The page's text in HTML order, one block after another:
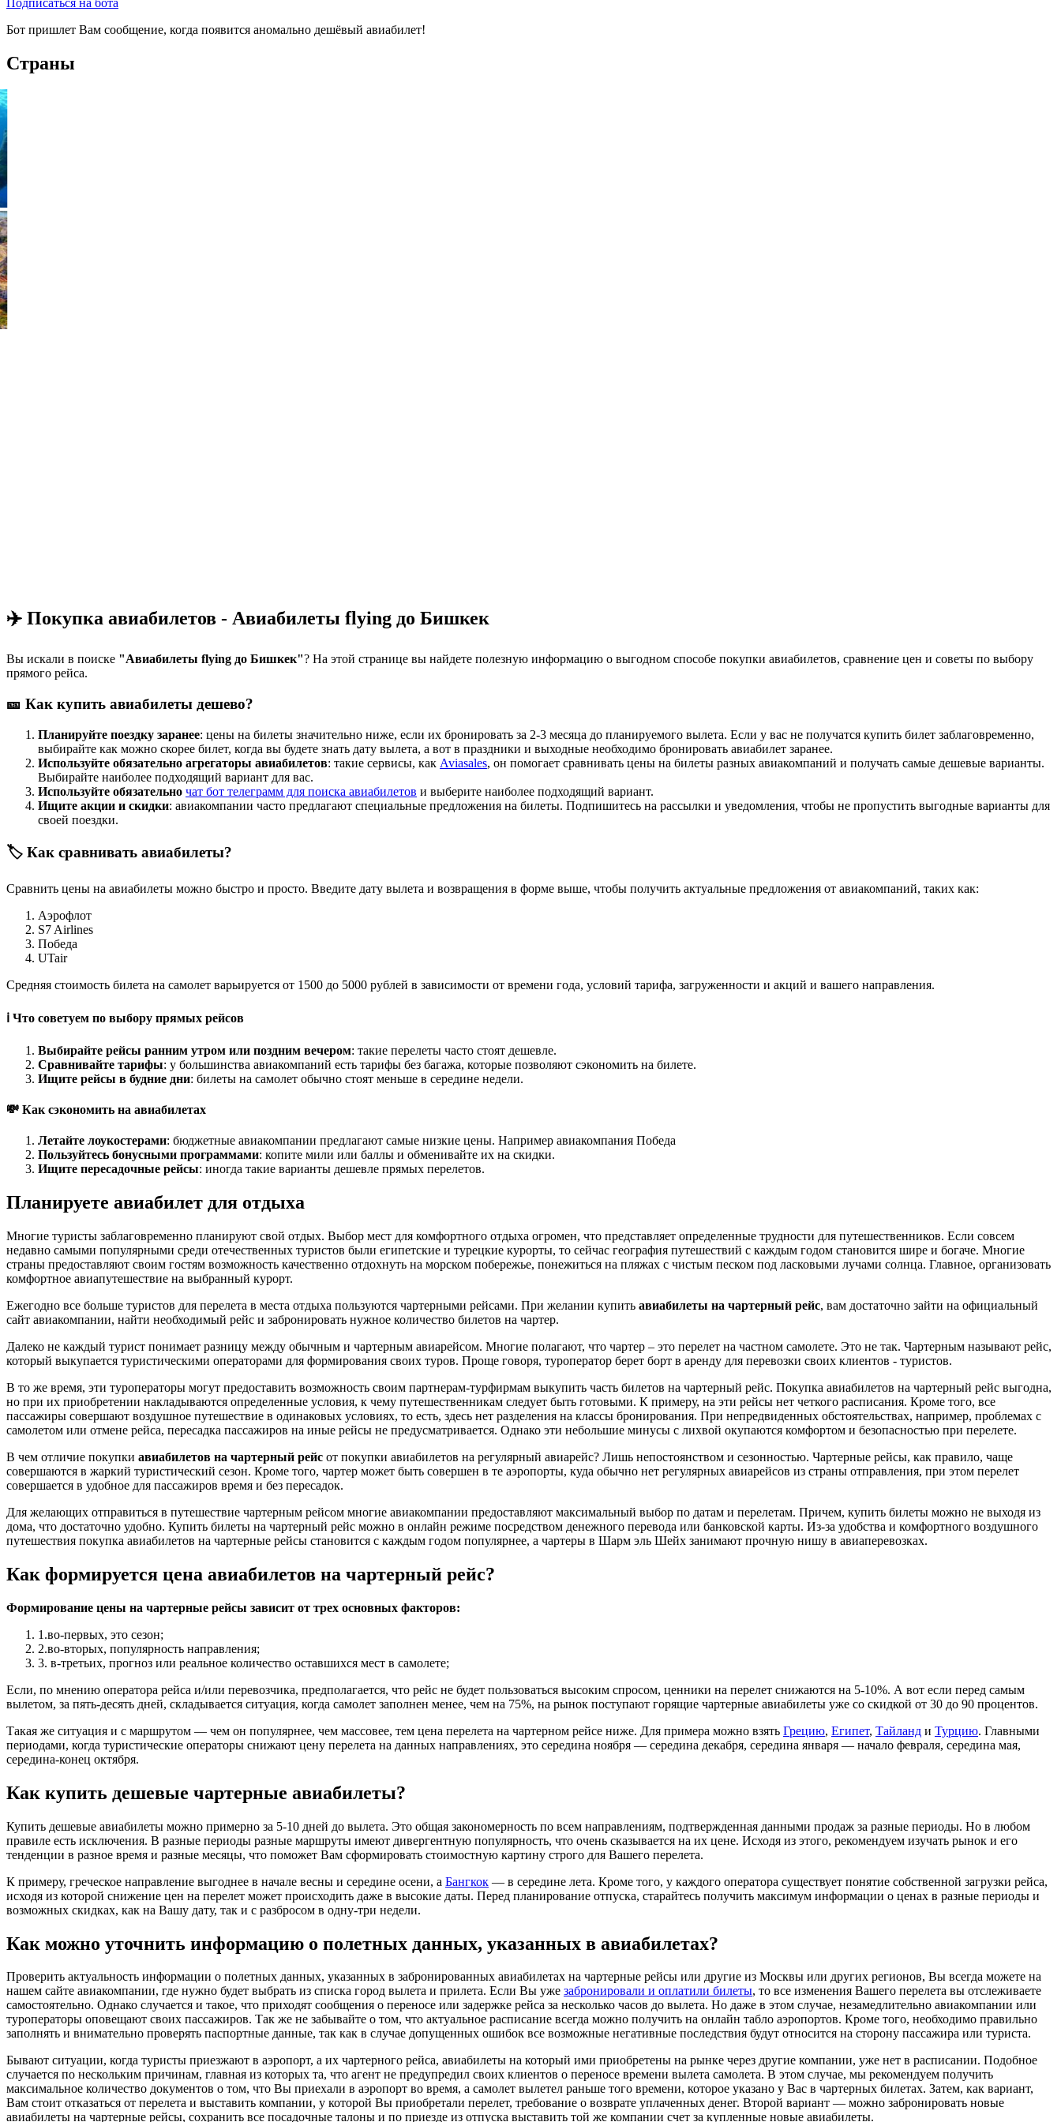
Бот пришлет Вам сообщение, когда появится аномально дешёвый авиабилет!
Страны
✈️ Покупка авиабилетов - Авиабилеты flying до Бишкек
Вы искали в поиске "Авиабилеты flying до Бишкек"? На этой странице вы найдете полезную информацию о выгодном способе покупки авиабилетов, сравнение цен и советы по выбору
прямого рейса.
🎫 Как купить авиабилеты дешево?
Планируйте поездку заранее: цены на билеты значительно ниже, если их бронировать за 2-3 месяца до планируемого вылета. Если у вас не получатся купить билет заблаговременно,
выбирайте как можно скорее билет, когда вы будете знать дату вылета, а вот в праздники и выходные необходимо бронировать авиабилет заранее.
Используйте обязательно агрегаторы авиабилетов: такие сервисы, как Aviasales, он помогает сравнивать цены на билеты разных авиакомпаний и получать самые дешевые варианты.
Выбирайте наиболее подходящий вариант для вас.
Используйте обязательно чат бот телеграмм для поиска авиабилетов и выберите наиболее подходящий вариант.
Ищите акции и скидки: авиакомпании часто предлагают специальные предложения на билеты. Подпишитесь на рассылки и уведомления, чтобы не пропустить выгодные варианты для
своей поездки.
🏷️ Как сравнивать авиабилеты?
Сравнить цены на авиабилеты можно быстро и просто. Введите дату вылета и возвращения в форме выше, чтобы получить актуальные предложения от авиакомпаний, таких как:
Аэрофлот
S7 Airlines
Победа
UTair
Средняя стоимость билета на самолет варьируется от 1500 до 5000 рублей в зависимости от времени года, условий тарифа, загруженности и акций и вашего направления.
ℹ️ Что советуем по выбору прямых рейсов
Выбирайте рейсы ранним утром или поздним вечером: такие перелеты часто стоят дешевле.
Сравнивайте тарифы: у большинства авиакомпаний есть тарифы без багажа, которые позволяют сэкономить на билете.
Ищите рейсы в будние дни: билеты на самолет обычно стоят меньше в середине недели.
💸 Как сэкономить на авиабилетах
Летайте лоукостерами: бюджетные авиакомпании предлагают самые низкие цены. Например авиакомпания Победа
Пользуйтесь бонусными программами: копите мили или баллы и обменивайте их на скидки.
Ищите пересадочные рейсы: иногда такие варианты дешевле прямых перелетов.
Планируете авиабилет для отдыха
Многие туристы заблаговременно планируют свой отдых. Выбор мест для комфортного отдыха огромен, что представляет определенные трудности для путешественников. Если совсем
недавно самыми популярными среди отечественных туристов были египетские и турецкие курорты, то сейчас география путешествий с каждым годом становится шире и богаче. Многие
страны предоставляют своим гостям возможность качественно отдохнуть на морском побережье, понежиться на пляжах с чистым песком под ласковыми лучами солнца. Главное, организовать
комфортное авиапутешествие на выбранный курорт.
Ежегодно все больше туристов для перелета в места отдыха пользуются чартерными рейсами. При желании купить авиабилеты на чартерный рейс, вам достаточно зайти на официальный
сайт авиакомпании, найти необходимый рейс и забронировать нужное количество билетов на чартер.
Далеко не каждый турист понимает разницу между обычным и чартерным авиарейсом. Многие полагают, что чартер – это перелет на частном самолете. Это не так. Чартерным называют рейс,
который выкупается туристическими операторами для формирования своих туров. Проще говоря, туроператор берет борт в аренду для перевозки своих клиентов - туристов.
В то же время, эти туроператоры могут предоставить возможность своим партнерам-турфирмам выкупить часть билетов на чартерный рейс. Покупка авиабилетов на чартерный рейс выгодна,
но при их приобретении накладываются определенные условия, к чему путешественникам следует быть готовыми. К примеру, на эти рейсы нет четкого расписания. Кроме того, все
пассажиры совершают воздушное путешествие в одинаковых условиях, то есть, здесь нет разделения на классы бронирования. При непредвиденных обстоятельствах, например, проблемах с
самолетом или отмене рейса, пересадка пассажиров на иные рейсы не предусматривается. Однако эти небольшие минусы с лихвой окупаются комфортом и безопасностью при перелете.
В чем отличие покупки авиабилетов на чартерный рейс от покупки авиабилетов на регулярный авиарейс? Лишь непостоянством и сезонностью. Чартерные рейсы, как правило, чаще
совершаются в жаркий туристический сезон. Кроме того, чартер может быть совершен в те аэропорты, куда обычно нет регулярных авиарейсов из страны отправления, при этом перелет
совершается в удобное для пассажиров время и без пересадок.
Для желающих отправиться в путешествие чартерным рейсом многие авиакомпании предоставляют максимальный выбор по датам и перелетам. Причем, купить билеты можно не выходя из
дома, что достаточно удобно. Купить билеты на чартерный рейс можно в онлайн режиме посредством денежного перевода или банковской карты. Из-за удобства и комфортного воздушного
путешествия покупка авиабилетов на чартерные рейсы становится с каждым годом популярнее, а чартеры в Шарм эль Шейх занимают прочную нишу в авиаперевозках.
Как формируется цена авиабилетов на чартерный рейс?
Формирование цены на чартерные рейсы зависит от трех основных факторов:
1.во-первых, это сезон;
2.во-вторых, популярность направления;
3. в-третьих, прогноз или реальное количество оставшихся мест в самолете;
Если, по мнению оператора рейса и/или перевозчика, предполагается, что рейс не будет пользоваться высоким спросом, ценники на перелет снижаются на 5-10%. А вот если перед самым
вылетом, за пять-десять дней, складывается ситуация, когда самолет заполнен менее, чем на 75%, на рынок поступают горящие чартерные авиабилеты уже со скидкой от 30 до 90 процентов.
Такая же ситуация и с маршрутом — чем он популярнее, чем массовее, тем цена перелета на чартерном рейсе ниже. Для примера можно взять Грецию, Египет, Тайланд и Турцию. Главными
периодами, когда туристические операторы снижают цену перелета на данных направлениях, это середина ноября — середина декабря, середина января — начало февраля, середина мая,
середина-конец октября.
Как купить дешевые чартерные авиабилеты?
Купить дешевые авиабилеты можно примерно за 5-10 дней до вылета. Это общая закономерность по всем направлениям, подтвержденная данными продаж за разные периоды. Но в любом
правиле есть исключения. В разные периоды разные маршруты имеют дивергентную популярность, что очень сказывается на их цене. Исходя из этого, рекомендуем изучать рынок и его
тенденции в разное время и разные месяцы, что поможет Вам сформировать стоимостную картину строго для Вашего перелета.
К примеру, греческое направление выгоднее в начале весны и середине осени, а Бангкок — в середине лета. Кроме того, у каждого оператора существует понятие собственной загрузки рейса,
исходя из которой снижение цен на перелет может происходить даже в высокие даты. Перед планирование отпуска, старайтесь получить максимум информации о ценах в разные периоды и
возможных скидках, как на Вашу дату, так и с разбросом в одну-три недели.
Как можно уточнить информацию о полетных данных, указанных в авиабилетах?
Проверить актуальность информации о полетных данных, указанных в забронированных авиабилетах на чартерные рейсы или другие из Москвы или других регионов, Вы всегда можете на
нашем сайте авиакомпании, где нужно будет выбрать из списка город вылета и прилета. Если Вы уже забронировали и оплатили билеты, то все изменения Вашего перелета вы отслеживаете
самостоятельно. Однако случается и такое, что приходят сообщения о переносе или задержке рейса за несколько часов до вылета. Но даже в этом случае, незамедлительно авиакомпании или
туроператоры оповещают своих пассажиров. Так же не забывайте о том, что актуальное расписание всегда можно получить на онлайн табло аэропортов. Кроме того, необходимо правильно
заполнять и внимательно проверять паспортные данные, так как в случае допущенных ошибок все возможные негативные последствия будут относится на сторону пассажира или туриста.
Бывают ситуации, когда туристы приезжают в аэропорт, а их чартерного рейса, авиабилеты на который ими приобретены на рынке через другие компании, уже нет в расписании. Подобное
случается по нескольким причинам, главная из которых та, что агент не предупредил своих клиентов о переносе времени вылета самолета. В этом случае, мы рекомендуем получить
максимальное количество документов о том, что Вы приехали в аэропорт во время, а самолет вылетел раньше того времени, которое указано у Вас в чартерных билетах. Затем, как вариант,
Вам стоит отказаться от перелета и выставить компании, у которой Вы приобретали перелет, требование о возврате уплаченных денег. Второй вариант — можно забронировать новые
авиабилеты на чартерные рейсы, сохранить все посадочные талоны и по приезде из отпуска выставить той же компании счет за купленные новые авиабилеты.